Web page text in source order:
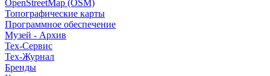
OpenStreetMap (OSM)
Топографические карты
Программное обеспечение
Музей - Архив
Tex-Сервис
Тех-Журнал
Бренды